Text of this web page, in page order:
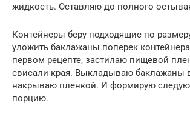
жидкость. Оставляю до полного
Контейнеры беру подходящие по
уложить баклажаны поперек
первом рецепте, застилаю пищевой
свисали края. Выкладываю баклажаны
накрываю пленкой. И формирую
порцию.